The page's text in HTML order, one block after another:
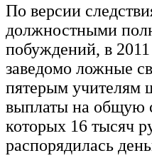
По версии
должностными
побуждений, в
заведомо ложные
пятерым
выплаты на общую
которых 16 тысяч
распорядилась